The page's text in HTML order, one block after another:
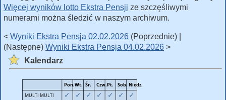
Więcej wyników lotto Ekstra Pensji ze szczęśliwymi
numerami można śledzić w naszym archiwum.
< Wyniki Ekstra Pensja 02.02.2026 (Poprzednie) |
(Następne) Wyniki Ekstra Pensja 04.02.2026 >
Kalendarz